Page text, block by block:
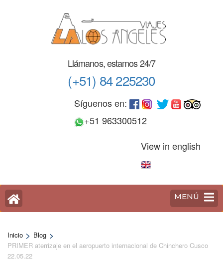
Llámanos, estamos 24/7
(+51) 84 225230
Síguenos en:
+51 963300512
View in english
MENÚ
Inicio > Blog >
PRIMER aterrizaje en el aeropuerto internacional de Chinchero Cusco
22.05.22